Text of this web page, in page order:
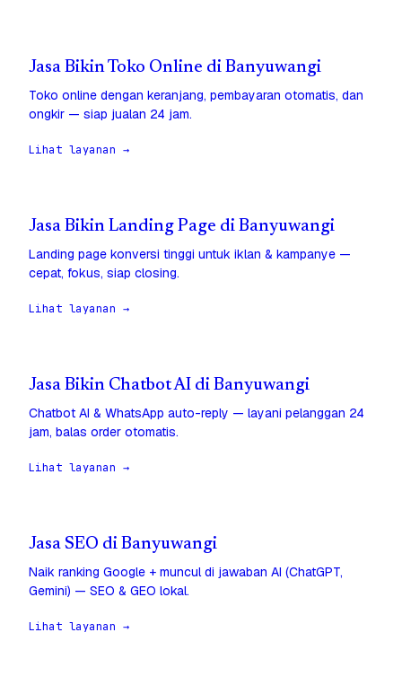
Jasa Bikin Toko Online di Banyuwangi
Toko online dengan keranjang, pembayaran otomatis, dan
ongkir — siap jualan 24 jam.
Lihat layanan →
Jasa Bikin Landing Page di Banyuwangi
Landing page konversi tinggi untuk iklan & kampanye —
cepat, fokus, siap closing.
Lihat layanan →
Jasa Bikin Chatbot AI di Banyuwangi
Chatbot AI & WhatsApp auto-reply — layani pelanggan 24
jam, balas order otomatis.
Lihat layanan →
Jasa SEO di Banyuwangi
Naik ranking Google + muncul di jawaban AI (ChatGPT,
Gemini) — SEO & GEO lokal.
Lihat layanan →